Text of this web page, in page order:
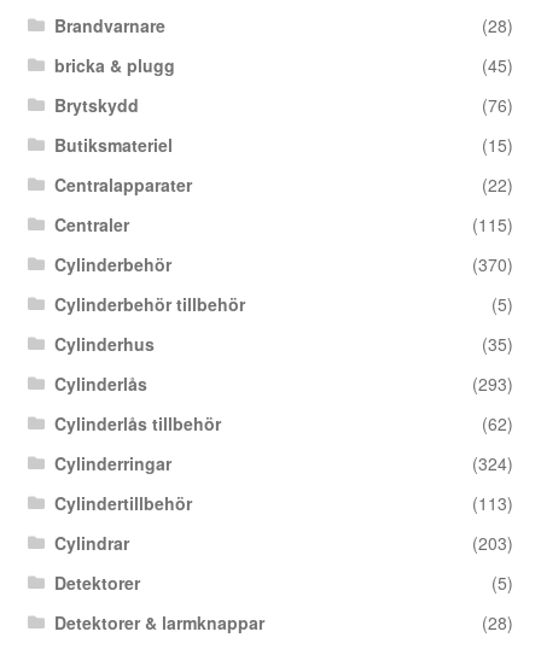
Brandvarnare
(28)
bricka & plugg
(45)
Brytskydd
(76)
Butiksmateriel
(15)
Centralapparater
(22)
Centraler
(115)
Cylinderbehör
(370)
Cylinderbehör tillbehör
(5)
Cylinderhus
(35)
Cylinderlås
(293)
Cylinderlås tillbehör
(62)
Cylinderringar
(324)
Cylindertillbehör
(113)
Cylindrar
(203)
Detektorer
(5)
Detektorer & larmknappar
(28)